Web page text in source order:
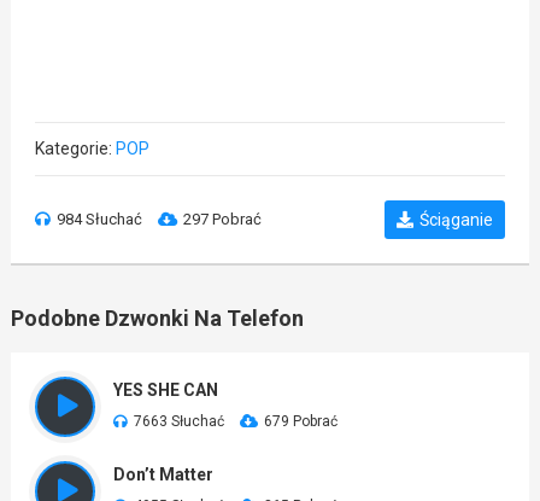
Kategorie: POP
984 Słuchać 297 Pobrać Ściąganie
Podobne Dzwonki Na Telefon
YES SHE CAN
7663 Słuchać 679 Pobrać
Don’t Matter